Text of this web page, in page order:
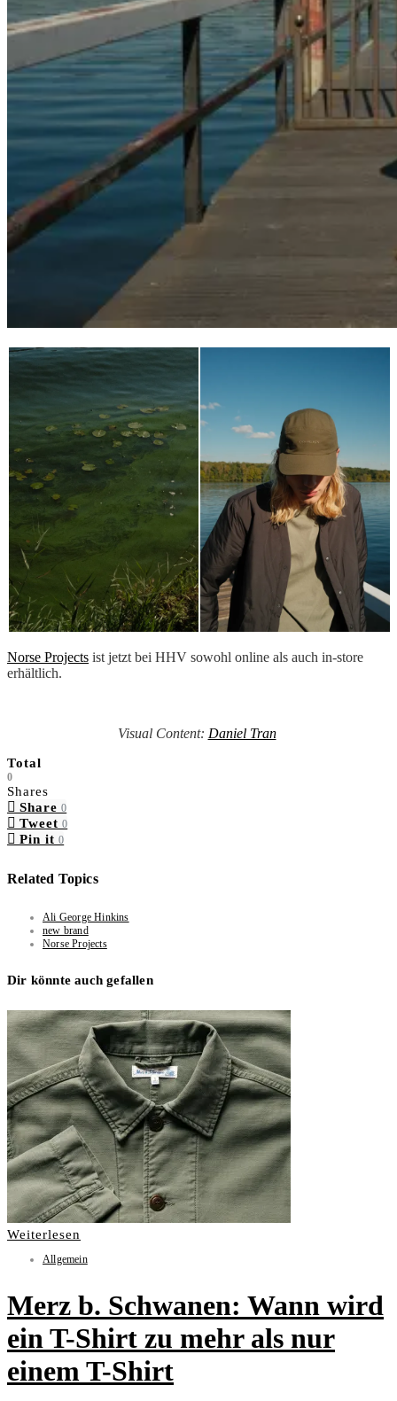
Norse Projects ist jetzt bei HHV sowohl online als auch in-store
erhältlich.
Visual Content: Daniel Tran
Total
0
Shares
Share 0
Tweet 0
Pin it 0
Related Topics
Ali George Hinkins
new brand
Norse Projects
Dir könnte auch gefallen
Weiterlesen
Allgemein
Merz b. Schwanen: Wann wird
ein T-Shirt zu mehr als nur
einem T-Shirt